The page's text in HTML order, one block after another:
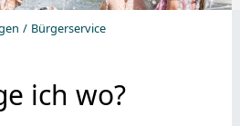
Bürgerservice
ich wo?